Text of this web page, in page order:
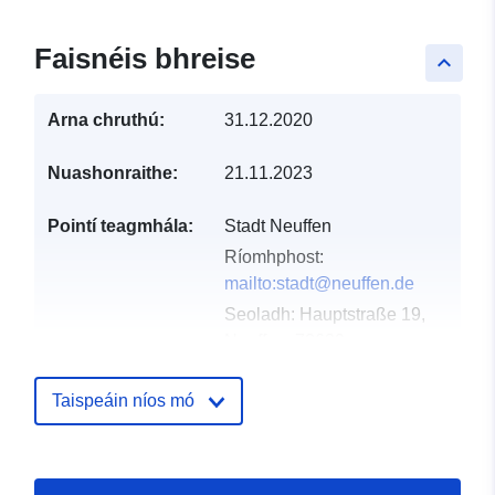
keyboard_arrow_up
Faisnéis bhreise
Arna chruthú: 31.12.2020
Nuashonraithe: 21.11.2023
Pointí teagmhála:
Stadt Neuffen
Ríomhphost:
mailto:stadt@neuffen.de
Seoladh: Hauptstraße 19,
URL:
February 2026
Taispeáin níos mó